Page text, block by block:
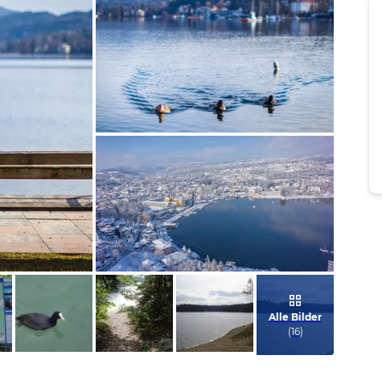
vom Hotelier
Bild melden
vom Hotelier
Alle Bilder
(16)